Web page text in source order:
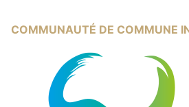
COMMUNAUTÉ DE COMMUNE